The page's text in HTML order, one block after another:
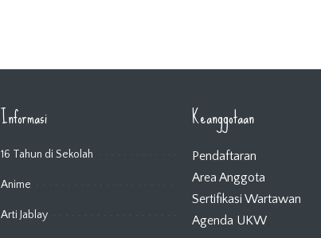
Informasi
16 Tahun di Sekolah
Anime
Arti Jablay
Keanggotaan
Pendaftaran
Area Anggota
Sertifikasi Wartawan
Agenda UKW